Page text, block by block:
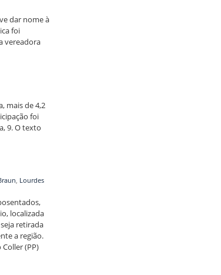
dar nome à
foi
vereadora
mais de 4,2
foi
9. O texto
Lourdes
localizada
retirada
a região.
(PP)